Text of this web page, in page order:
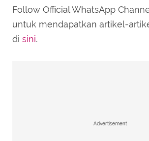
Follow Official WhatsApp
untuk mendapatkan artikel-
di sini.
Advertisement